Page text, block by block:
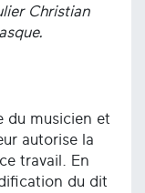
Christian
du musicien et
autorise la
travail. En
du dit